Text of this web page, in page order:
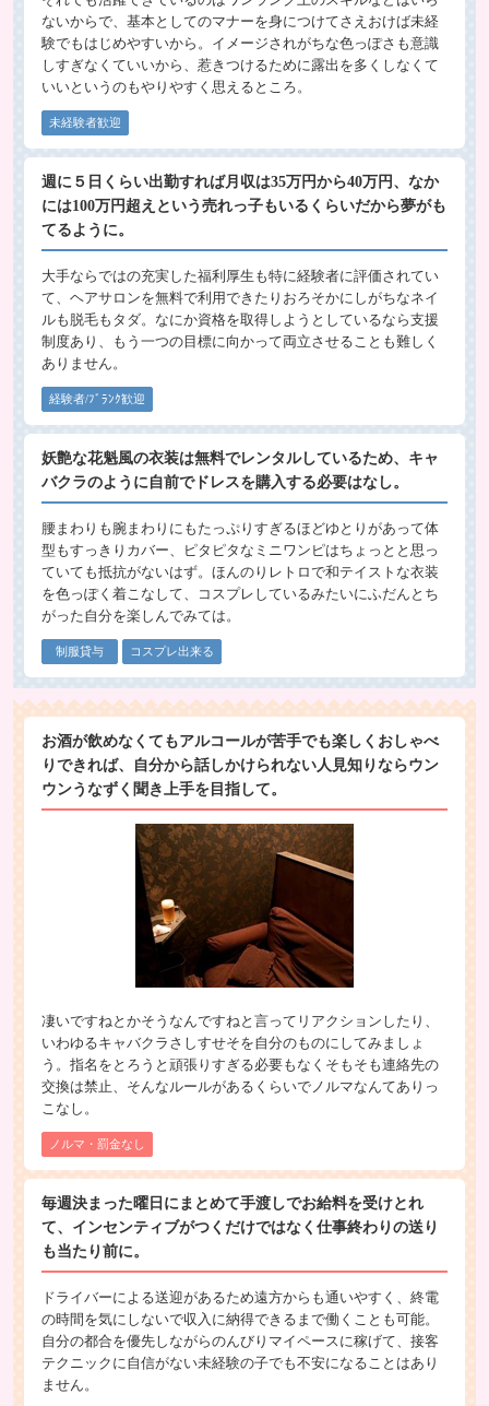
ないからで、基本としてのマナーを身につけてさえおけば未経
験でもはじめやすいから。イメージされがちな色っぽさも意識
しすぎなくていいから、惹きつけるために露出を多くしなくて
いいというのもやりやすく思えるところ。
未経験者歓迎
週に５日くらい出勤すれば月収は35万円から40万円、なか
には100万円超えという売れっ子もいるくらいだから夢がも
てるように。
大手ならではの充実した福利厚生も特に経験者に評価されてい
て、ヘアサロンを無料で利用できたりおろそかにしがちなネイ
ルも脱毛もタダ。なにか資格を取得しようとしているなら支援
制度あり、もう一つの目標に向かって両立させることも難しく
ありません。
経験者/ﾌﾞﾗﾝｸ歓迎
妖艶な花魁風の衣装は無料でレンタルしているため、キャ
バクラのように自前でドレスを購入する必要はなし。
腰まわりも腕まわりにもたっぷりすぎるほどゆとりがあって体
型もすっきりカバー、ピタピタなミニワンピはちょっとと思っ
ていても抵抗がないはず。ほんのりレトロで和テイストな衣装
を色っぽく着こなして、コスプレしているみたいにふだんとち
がった自分を楽しんでみては。
制服貸与 コスプレ出来る
お酒が飲めなくてもアルコールが苦手でも楽しくおしゃべ
りできれば、自分から話しかけられない人見知りならウン
ウンうなずく聞き上手を目指して。
凄いですねとかそうなんですねと言ってリアクションしたり、
いわゆるキャバクラさしすせそを自分のものにしてみましょ
う。指名をとろうと頑張りすぎる必要もなくそもそも連絡先の
交換は禁止、そんなルールがあるくらいでノルマなんてありっ
こなし。
ノルマ・罰金なし
毎週決まった曜日にまとめて手渡しでお給料を受けとれ
て、インセンティブがつくだけではなく仕事終わりの送り
も当たり前に。
ドライバーによる送迎があるため遠方からも通いやすく、終電
の時間を気にしないで収入に納得できるまで働くことも可能。
自分の都合を優先しながらのんびりマイペースに稼げて、接客
テクニックに自信がない未経験の子でも不安になることはあり
ません。